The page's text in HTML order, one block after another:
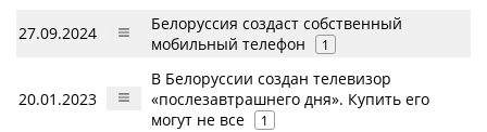
27.09.2024
Белоруссия создаст собственный
мобильный телефон
1
20.01.2023
В Белоруссии создан телевизор
«послезавтрашнего дня». Купить его
могут не все
1